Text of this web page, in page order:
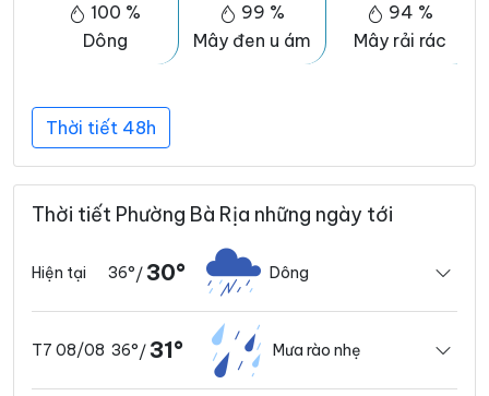
100 %
Dông
99 %
Mây đen u ám
94 %
Mây rải rác
Thời tiết 48h
Thời tiết Phường Bà Rịa những ngày tới
Hiện tại 36°/ 30° Dông
T7 08/08 36°/ 31° Mưa rào nhẹ